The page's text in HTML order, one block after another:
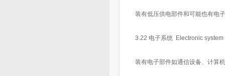
装有低压供电部件和可能也有电
3.22 电子系统 Electronic system
装有电子部件如通信设备、计算